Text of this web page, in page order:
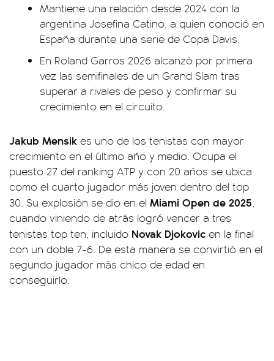
Mantiene una relación desde 2024 con la
argentina Josefina Catino, a quien conoció en
España durante una serie de Copa Davis.
En Roland Garros 2026 alcanzó por primera
vez las semifinales de un Grand Slam tras
superar a rivales de peso y confirmar su
crecimiento en el circuito.
Jakub Mensik es uno de los tenistas con mayor
crecimiento en el último año y medio. Ocupa el
puesto 27 del ranking ATP y con 20 años se ubica
como el cuarto jugador más joven dentro del top
30. Su explosión se dio en el Miami Open de 2025,
cuando viniendo de atrás logró vencer a tres
tenistas top ten, incluido Novak Djokovic en la final
con un doble 7-6. De esta manera se convirtió en el
segundo jugador más chico de edad en
conseguirlo.